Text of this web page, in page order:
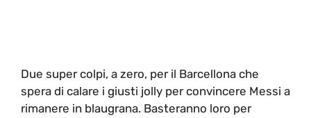
Due super colpi, a zero, per il Barcellona che
spera di calare i giusti jolly per convincere Messi a
rimanere in blaugrana. Basteranno loro per